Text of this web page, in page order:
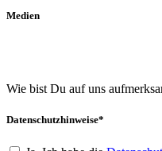
Medien
Wie bist Du auf uns
Datenschutzhinweise*